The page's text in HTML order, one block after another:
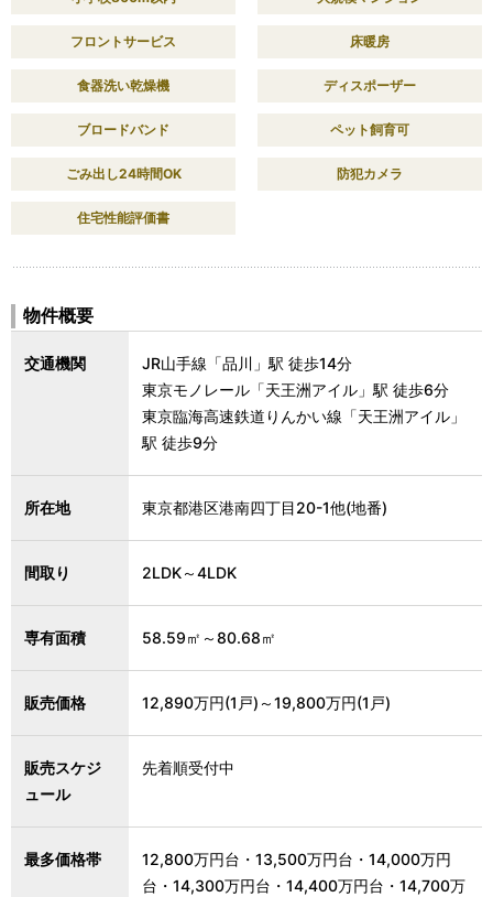
フロントサービス 床暖房
食器洗い乾燥機 ディスポーザー
ブロードバンド ペット飼育可
ごみ出し24時間OK 防犯カメラ
住宅性能評価書
物件概要
交通機関
JR山手線「品川」駅 徒歩14分
東京モノレール「天王洲アイル」駅 徒歩6分
東京臨海高速鉄道りんかい線「天王洲アイル」
駅 徒歩9分
所在地 東京都港区港南四丁目20-1他(地番)
間取り 2LDK～4LDK
専有面積 58.59㎡～80.68㎡
販売価格 12,890万円(1戸)～19,800万円(1戸)
販売スケジ
ュール
先着順受付中
最多価格帯
12,800万円台・13,500万円台・14,000万円
台・14,300万円台・14,400万円台・14,700万